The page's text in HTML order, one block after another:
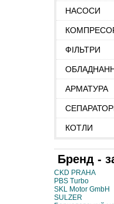
НАСОСИ
ФІЛЬТРИ
АРМАТУРА
КОТЛИ
Бренд -
CKD PRAHA
PBS Turbo
SKL Motor GmbH
SULZER